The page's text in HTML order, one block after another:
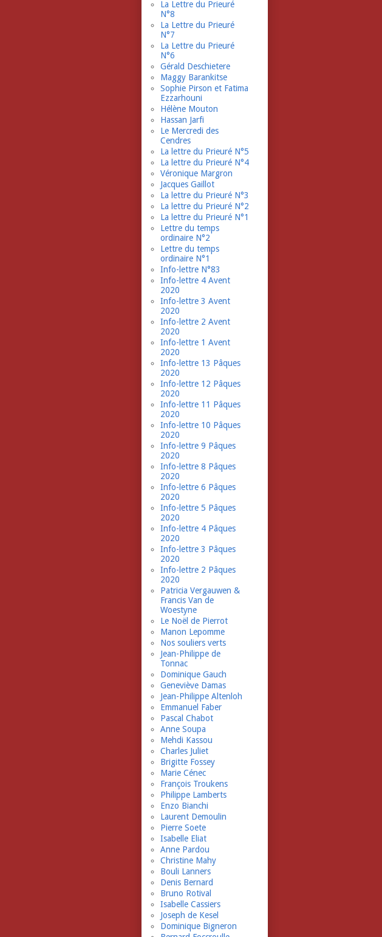
La Lettre du Prieuré
N°8
La Lettre du Prieuré
N°7
La Lettre du Prieuré
N°6
Gérald Deschietere
Maggy Barankitse
Sophie Pirson et Fatima
Ezzarhouni
Hélène Mouton
Hassan Jarfi
Le Mercredi des
Cendres
La lettre du Prieuré N°5
La lettre du Prieuré N°4
Véronique Margron
Jacques Gaillot
La lettre du Prieuré N°3
La lettre du Prieuré N°2
La lettre du Prieuré N°1
Lettre du temps
ordinaire N°2
Lettre du temps
ordinaire N°1
Info-lettre N°83
Info-lettre 4 Avent
2020
Info-lettre 3 Avent
2020
Info-lettre 2 Avent
2020
Info-lettre 1 Avent
2020
Info-lettre 13 Pâques
2020
Info-lettre 12 Pâques
2020
Info-lettre 11 Pâques
2020
Info-lettre 10 Pâques
2020
Info-lettre 9 Pâques
2020
Info-lettre 8 Pâques
2020
Info-lettre 6 Pâques
2020
Info-lettre 5 Pâques
2020
Info-lettre 4 Pâques
2020
Info-lettre 3 Pâques
2020
Info-lettre 2 Pâques
2020
Patricia Vergauwen &
Francis Van de
Woestyne
Le Noël de Pierrot
Manon Lepomme
Nos souliers verts
Jean-Philippe de
Tonnac
Dominique Gauch
Geneviève Damas
Jean-Philippe Altenloh
Emmanuel Faber
Pascal Chabot
Anne Soupa
Mehdi Kassou
Charles Juliet
Brigitte Fossey
Marie Cénec
François Troukens
Philippe Lamberts
Enzo Bianchi
Laurent Demoulin
Pierre Soete
Isabelle Eliat
Anne Pardou
Christine Mahy
Bouli Lanners
Denis Bernard
Bruno Rotival
Isabelle Cassiers
Joseph de Kesel
Dominique Bigneron